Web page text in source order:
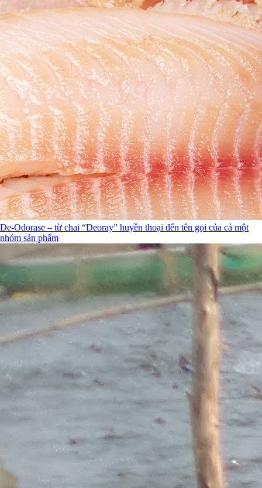
De-Odorase – từ chai “Deoray” huyền thoại đến tên gọi của cả một
nhóm sản phẩm